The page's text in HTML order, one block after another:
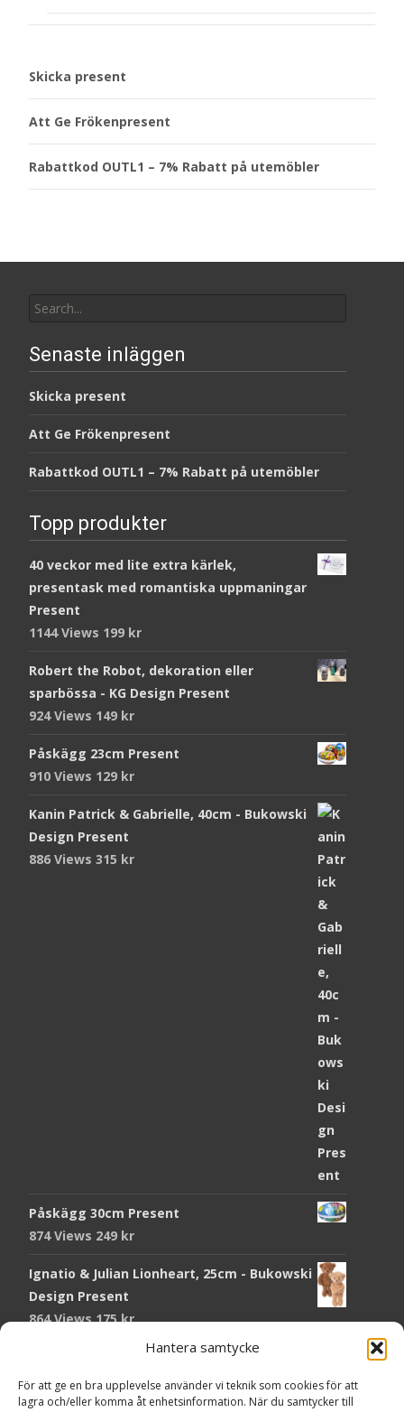
Hantera samtycke
För att ge en bra upplevelse använder vi teknik som cookies för att
lagra och/eller komma åt enhetsinformation. När du samtycker till
Skicka present
Att Ge Frökenpresent
Rabattkod OUTL1 – 7% Rabatt på utemöbler
for:
Senaste inläggen
Skicka present
Att Ge Frökenpresent
Rabattkod OUTL1 – 7% Rabatt på utemöbler
Topp produkter
40 veckor med lite extra kärlek,
presentask med romantiska uppmaningar
Present
1144 Views 199 kr
Robert the Robot, dekoration eller
sparbössa - KG Design Present
924 Views 149 kr
Påskägg 23cm Present
910 Views 129 kr
Kanin Patrick & Gabrielle, 40cm - Bukowski
Design Present
886 Views 315 kr
Påskägg 30cm Present
874 Views 249 kr
Ignatio & Julian Lionheart, 25cm - Bukowski
Design Present
864 Views175kr
Chokladmynt Påskmotiv Present
820 Views
Powered by WordPress , Themei-craftby TemplatesNext.